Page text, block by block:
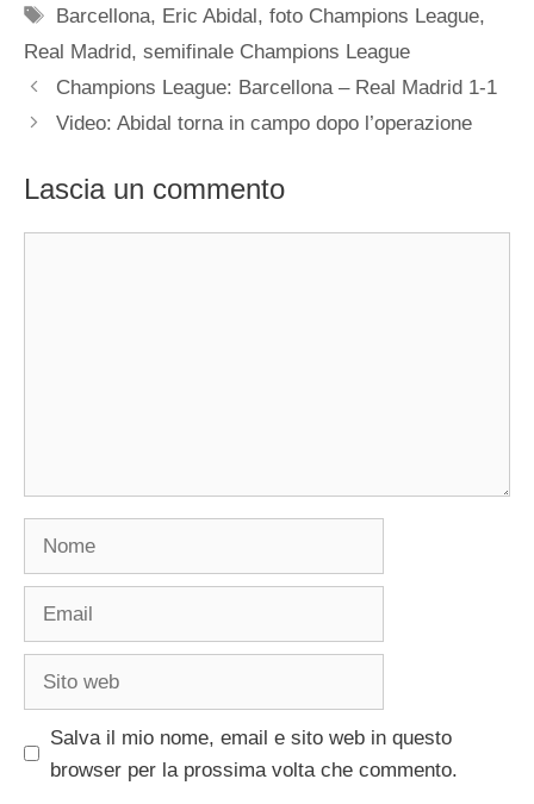
Tag
Barcellona, Eric Abidal,foto Champions League,
Real Madrid, semifinale Champions League
Champions League: Barcellona – Real Madrid 1-1
Video: Abidal torna in campo dopo l’operazione
Lascia un commento
Salva il mio nome, email e sito web in questo
browser per la prossima volta che commento.